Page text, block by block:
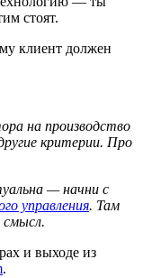
стоят.
клиент должен
на производство
критерии. Про
— начни с
управления. Там
смысл.
и выходе из
.